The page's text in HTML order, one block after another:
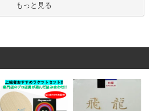
もっと見る